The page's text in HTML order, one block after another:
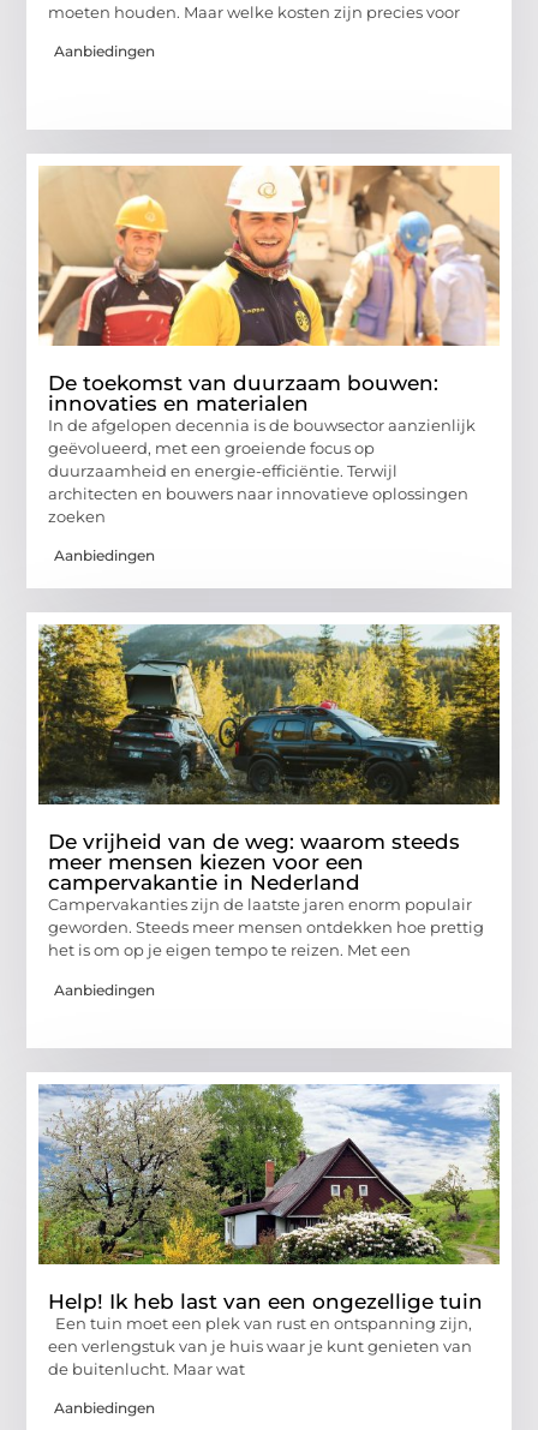
moeten houden. Maar welke kosten zijn precies voor
Aanbiedingen
De toekomst van duurzaam bouwen:
innovaties en materialen
In de afgelopen decennia is de bouwsector aanzienlijk
geëvolueerd, met een groeiende focus op
duurzaamheid en energie-efficiëntie. Terwijl
architecten en bouwers naar innovatieve oplossingen
zoeken
Aanbiedingen
De vrijheid van de weg: waarom steeds
meer mensen kiezen voor een
campervakantie in Nederland
Campervakanties zijn de laatste jaren enorm populair
geworden. Steeds meer mensen ontdekken hoe prettig
het is om op je eigen tempo te reizen. Met een
Aanbiedingen
Help! Ik heb last van een ongezellige tuin
Een tuin moet een plek van rust en ontspanning zijn,
een verlengstuk van je huis waar je kunt genieten van
de buitenlucht. Maar wat
Aanbiedingen